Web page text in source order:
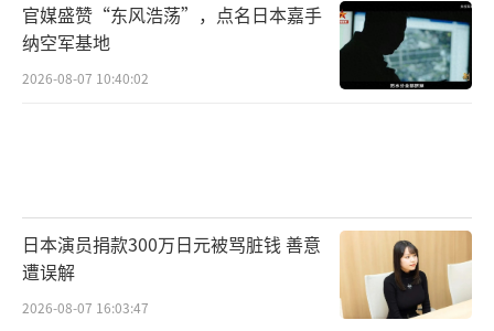
官媒盛赞“东风浩荡”，点名日本嘉手
纳空军基地
2026-08-07 10:40:02
日本演员捐款300万日元被骂脏钱 善意
遭误解
2026-08-07 16:03:47